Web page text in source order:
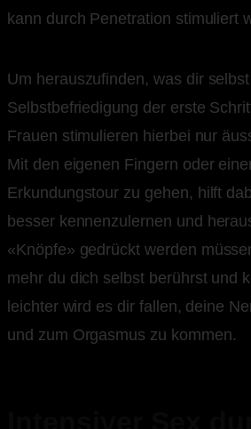
kann durch Penetration stimuliert
Um herauszufinden, was dir
Selbstbefriedigung der erste
Frauen stimulieren hierbei nur
Mit den eigenen Fingern oder
Erkundungstour zu gehen, hilft
besser kennenzulernen und
«Knöpfe» gedrückt werden
mehr du dich selbst berührst und
leichter wird es dir fallen, deine
und zum Orgasmus zu kommen.